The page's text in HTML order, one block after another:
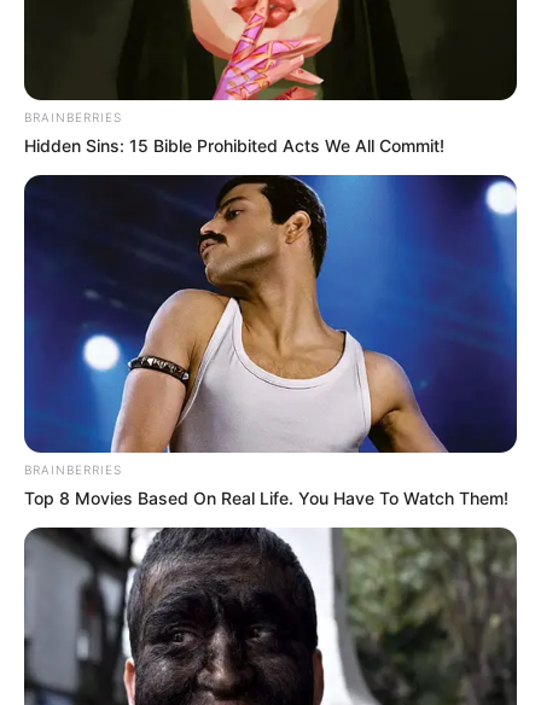
Ini merupkan kali kedua mereka bertiga bertemu dalam satu judul
film. Sebelumnya mereka berkerja sama dalam film
BRAINBERRIES
Hidden Sins: 15 Bible Prohibited Acts We All Commit!
BRAINBERRIES
Top 8 Movies Based On Real Life. You Have To Watch Them!